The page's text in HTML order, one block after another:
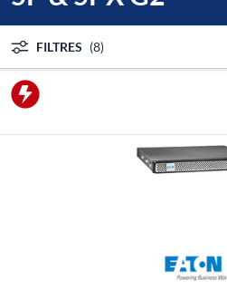
FILTRES (8)